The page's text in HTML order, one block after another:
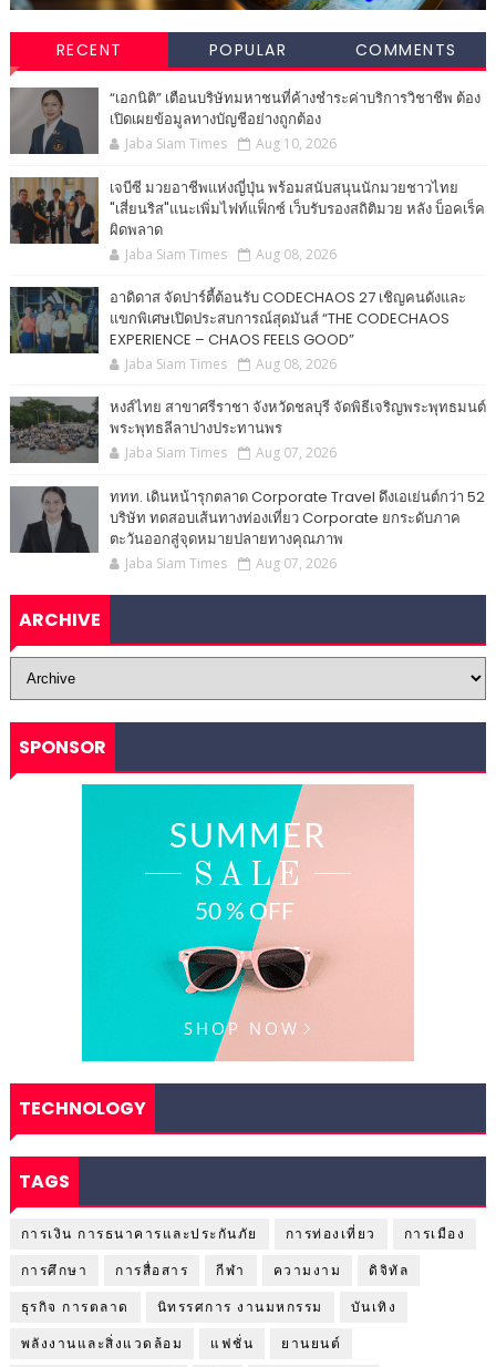
RECENT POPULAR COMMENTS
“เอกนิติ” เตือนบริษัทมหาชนที่ค้างชำระค่าบริการวิชาชีพ ต้อง
เปิดเผยข้อมูลทางบัญชีอย่างถูกต้อง
Jaba Siam Times Aug 10, 2026
เจบีซี มวยอาชีพแห่งญี่ปุ่น พร้อมสนับสนุนนักมวยชาวไทย
"เสี่ยนริส"แนะเพิ่มไฟท์แฟ็กซ์ เว็บรับรองสถิติมวย หลัง บ็อคเร็ค
ผิดพลาด
Jaba Siam Times Aug 08, 2026
อาดิดาส จัดปาร์ตี้ต้อนรับ CODECHAOS 27 เชิญคนดังและ
แขกพิเศษเปิดประสบการณ์สุดมันส์ “THE CODECHAOS
EXPERIENCE – CHAOS FEELS GOOD”
Jaba Siam Times Aug 08, 2026
หงส์ไทย สาขาศรีราชา จังหวัดชลบุรี จัดพิธีเจริญพระพุทธมนต์
พระพุทธลีลาปางประทานพร
Jaba Siam Times Aug 07, 2026
ททท. เดินหน้ารุกตลาด Corporate Travel ดึงเอเย่นต์กว่า 52
บริษัท ทดสอบเส้นทางท่องเที่ยว Corporate ยกระดับภาค
ตะวันออกสู่จุดหมายปลายทางคุณภาพ
Jaba Siam Times Aug 07, 2026
ARCHIVE
SPONSOR
TECHNOLOGY
TAGS
การเงิน การธนาคารและประกันภัย การท่องเที่ยว
การเมือง
การศึกษา
การสื่อสาร กีฬา ความงาม
ดิจิทัล
ธุรกิจ การตลาด
นิทรรศการ งานมหกรรม
บันเทิง
พลังงานและสิ่งแวดล้อม
แฟชั่น
ยานยนต์